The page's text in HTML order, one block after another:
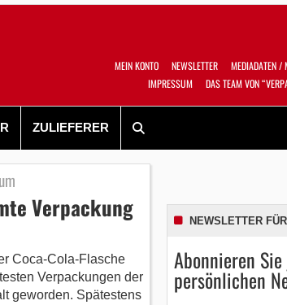
MEIN KONTO NEWSLETTER MEDIADATEN /
IMPRESSUM
DAS TEAM VON
ZULIEFERER
Verpackung
Coca-Cola-Flasche
Verpackungen der
geworden. Spätestens
NEWSLETTER
Abonnieren
persönlichen